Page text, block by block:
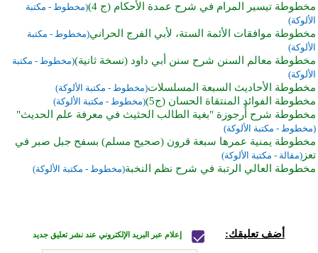
مخطوطة تيسير المرام في شرح عمدة الأحكام (ج 4)
(مخطوط - مكتبة
الألوكة)
مخطوطة موافقات الأئمة الستة، لأبي الفرج الحراني(مخطوط - مكتبة
الألوكة)
مخطوطة معالم السنن شرح سنن أبي داود (نسخة ثانية)(مخطوط - مكتبة
الألوكة)
مخطوطة الأحاديث السبعة المسلسلات(مخطوط - مكتبة الألوكة)
مخطوطة الفوائد المنتقاة الحسان (ج5) (مخطوط - مكتبة الألوكة)
مخطوطة شرح أُرجوزة "بغية الطالب الحثيث في معرفة علم الحديث"
(مخطوط - مكتبة الألوكة)
مخطوطة يمنية عمرها سبعة قرون (صحيح مسلم) بسفح جبل صبر في
تعز (مقالة - مكتبة الألوكة)
مخطوطة العالي الرتبة في شرح نظم النخبة(مخطوط - مكتبة الألوكة)
أضف تعليقك: إعلام عبر البريد الإلكتروني عند نشر تعليق جديد